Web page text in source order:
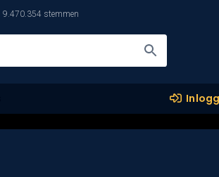
9.470.354 stemmen